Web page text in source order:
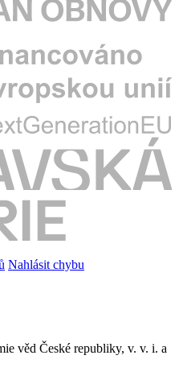
Nahlásit chybu
věd České republiky, v. v. i. a